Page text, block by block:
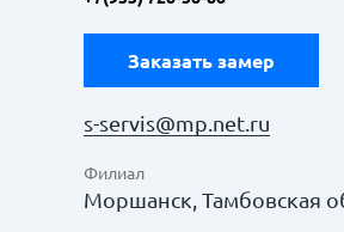
Заказать замер
s-servis@mp.net.ru
Филиал
Моршанск, Тамбовская